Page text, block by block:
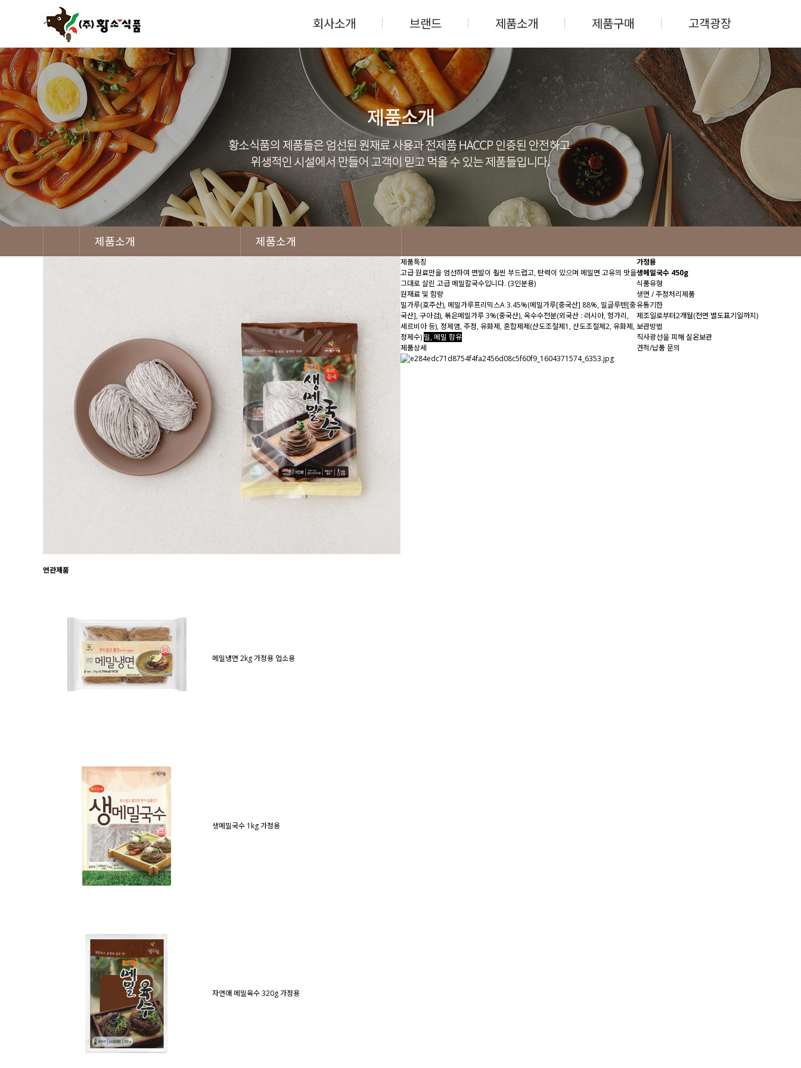
회사소개 브랜드 제품소개 제품구매 고객광장
제품소개 제품소개
가정용
생메밀국수 450g
식품유형
생면 / 주정처리제품
유통기한
제조일로부터2개월(전면 별도표기일까지)
보관방법
직사광선을 피해 실온보관
견적/납품 문의
제품특징
고급 원료만을 엄선하여 면발이 훨씬 부드럽고, 탄력이 있으며 메밀면 고유의 맛을
그대로 살린 고급 메밀칼국수입니다. (3인분용)
원재료 및 함량
밀가루(호주산), 메밀가루프리믹스A 3.45%(메밀가루[중국산] 88%, 밀글루텐[중
국산], 구아검), 볶은메밀가루 3%(중국산), 옥수수전분(외국산 : 러시아, 헝가리,
세르비아 등), 정제염, 주정, 유화제, 혼합제제(산도조절제1, 산도조절제2, 유화제,
정제수) 밀, 메밀 함유
제품상세
연관제품
메밀냉면 2kg가정용 업소용
생메밀국수 1kg가정용
자연애 메밀육수 320g가정용